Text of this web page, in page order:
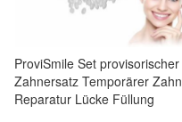
ProviSmile Set provisorischer
Zahnersatz Temporärer Zahn
Reparatur Lücke Füllung